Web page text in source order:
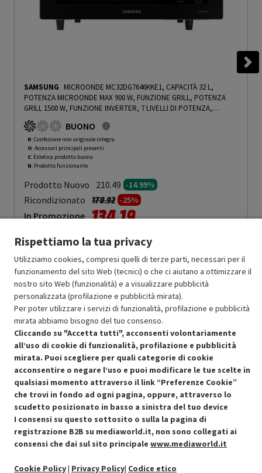
SAMSUNG MICROONDE MC32DG7646KKE1, CAPACITÀ 32 L,
POTENZA MICROONDE MAX 900 W, FUNZIONE GRILL, POTENZA
GRILL 1500 W, FUNZIONE INVERTER, 7 LIVELLI DI POTENZA,
FUNZIONE VAPORE, VETRO NERO - PRMG GRADING ROCN - 14.99%
-PRMG GRADING ROCN - 14.99%
BUONO
R: Confezione non originale integra
O: Accessori principali presenti
C: Estetica prodotto buona
N: Prodotto funzionante
Prodotto Nuovo 210.49 -14.99%
Ricondizionato Prezzo ridotto da
178.92a-25%
In Promozione 134.19
Aggiungi al carrello
OFFERTE IMPERDIBILI
Risparmio garantito rispetto al corrispondente prodotto nuovo.
Condizioni generali di vendita
Cookie Policy
Preferenze cookie
Informativa privacy
Recedere dal contratto qui
Rispettiamo la tua privacy
Utilizziamo cookies, compresi quelli di terze parti, necessari per il
funzionamento del sito Web (tecnici) o che ci aiutano a ottimizzare il
nostro sito Web (funzionalità) e a visualizzare pubblicità
personalizzata (profilazione e pubblicità mirata).
Per poter utilizzare i servizi di funzionalità, profilazione e pubblicità
mirata abbiamo bisogno del tuo consenso.
Cliccando su "Accetta tutti", acconsenti volontariamente
all’uso di cookie di funzionalità, profilazione e pubblicità
mirata. Puoi scegliere per quali categorie di cookie
acconsentire o negare l’uso e puoi modificare le tue scelte in
qualsiasi momento attraverso il link “Preferenze Cookie”
che trovi in fondo ad ogni pagina, oppure, attraverso lo
scudetto posizionato in basso a sinistra del tuo device
I consensi su questo sottosito o sulla la pagina di
registrazione B2B su mediaworld.it, non sono collegati ai
consensi che dai sul sito principale www.mediaworld.it
Cookie Policy| Privacy Policy| Codice etico